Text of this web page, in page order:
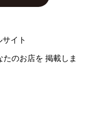
イト
たのお店を 掲載しま